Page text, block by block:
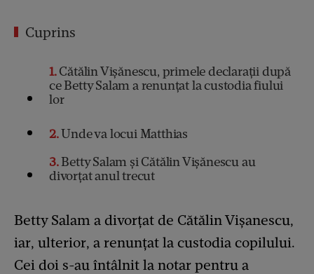
Cuprins
1Cătălin Vișănescu, primele declarații după
ce Betty Salam a renunțat la custodia fiului
lor
2Unde va locui Matthias
3Betty Salam și Cătălin Vișănescu au
divorțat anul trecut
Betty Salam a divorțat de Cătălin Vișanescu,
iar, ulterior, a renunțat la custodia copilului.
Cei doi s-au întâlnit la notar pentru a